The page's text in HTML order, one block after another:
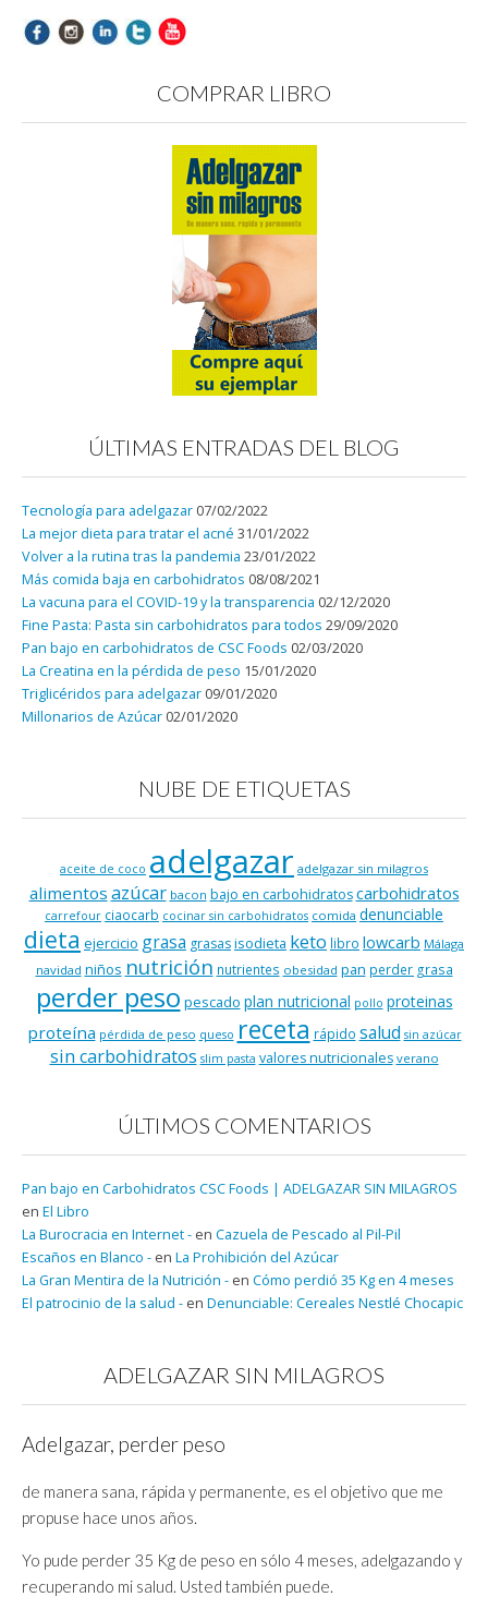
COMPRAR LIBRO
ÚLTIMAS ENTRADAS DEL BLOG
Tecnología para adelgazar 07/02/2022
La mejor dieta para tratar el acné 31/01/2022
Volver a la rutina tras la pandemia 23/01/2022
Más comida baja en carbohidratos 08/08/2021
La vacuna para el COVID-19 y la transparencia 02/12/2020
Fine Pasta: Pasta sin carbohidratos para todos 29/09/2020
Pan bajo en carbohidratos de CSC Foods 02/03/2020
La Creatina en la pérdida de peso 15/01/2020
Triglicéridos para adelgazar 09/01/2020
Millonarios de Azúcar 02/01/2020
NUBE DE ETIQUETAS
aceite de coco adelgazar adelgazar sin milagros
alimentos azúcar bacon bajo en carbohidratos carbohidratos
carrefour ciaocarb cocinar sin carbohidratos comida denunciable
dieta ejercicio grasa grasasisodieta keto libro lowcarb Málaga
navidad niños nutrición nutrientes obesidad pan perder grasa
perder peso pescado plan nutricional pollo proteinas
proteína pérdida de peso queso receta rápido salud sin azúcar
sin carbohidratos slim pasta valores nutricionales verano
ÚLTIMOS COMENTARIOS
Pan bajo en Carbohidratos CSC Foods | ADELGAZAR SIN MILAGROS
en El Libro
La Burocracia en Internet - en Cazuela de Pescado al Pil-Pil
Escaños en Blanco - en La Prohibición del Azúcar
La Gran Mentira de la Nutrición - en Cómo perdió 35 Kg en 4 meses
El patrocinio de la salud - en Denunciable: Cereales Nestlé Chocapic
ADELGAZAR SIN MILAGROS
Adelgazar, perder peso
de manera sana, rápida y permanente, es el objetivo que me
propuse hace unos años.
Yo pude perder 35 Kg de peso en sólo 4 meses, adelgazando y
recuperando mi salud. Usted también puede.